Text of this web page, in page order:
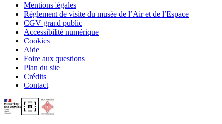
Mentions légales
Règlement de visite du musée de l’Air et de l’Espace
CGV grand public
Accessibilité numérique
Cookies
Aide
Foire aux questions
Plan du site
Crédits
Contact